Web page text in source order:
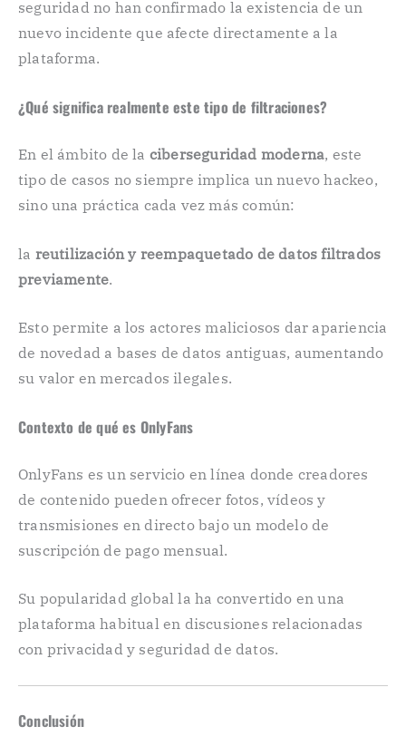
seguridad no han confirmado la existencia de un
nuevo incidente que afecte directamente a la
plataforma.
¿Qué significa realmente este tipo de filtraciones?
En el ámbito de la ciberseguridad moderna, este
tipo de casos no siempre implica un nuevo hackeo,
sino una práctica cada vez más común:
la reutilización y reempaquetado de datos filtrados
previamente.
Esto permite a los actores maliciosos dar apariencia
de novedad a bases de datos antiguas, aumentando
su valor en mercados ilegales.
Contexto de qué es OnlyFans
OnlyFans es un servicio en línea donde creadores
de contenido pueden ofrecer fotos, vídeos y
transmisiones en directo bajo un modelo de
suscripción de pago mensual.
Su popularidad global la ha convertido en una
plataforma habitual en discusiones relacionadas
con privacidad y seguridad de datos.
Conclusión